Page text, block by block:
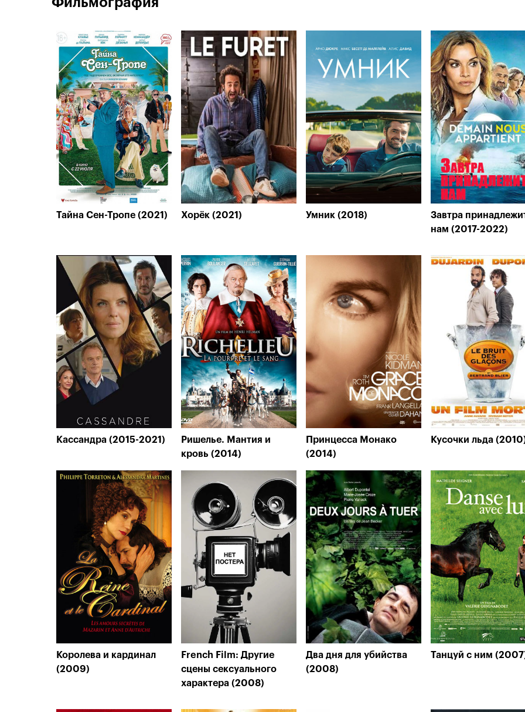
Тайна Сен-Тропе (2021) Хорёк (2021) Умник (2018)
Завтра
нам (2017-2022)
Кассандра (2015-2021)
Ришелье. Мантия и
кровь (2014)
Принцесса Монако
(2014)
Кусочки льда
Королева и кардинал
(2009)
French Film: Другие
сцены сексуального
характера (2008)
Два дня для убийства
(2008)
Танцуй с ним